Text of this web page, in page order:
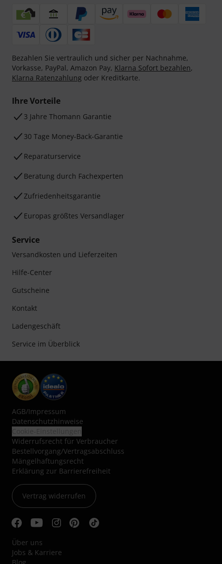
Bezahlen Sie vertraulich und sicher per Nachnahme,
Vorkasse, PayPal, Amazon Pay, Klarna Sofort bezahlen,
Klarna Ratenzahlung oder Kreditkarte.
Ihre Vorteile
3 Jahre Thomann Garantie
30 Tage Money-Back-Garantie
Reparaturservice
Beratung durch Fachexperten
Zufriedenheitsgarantie
Europas größtes Versandlager
Service
Versandkosten und Lieferzeiten
Hilfe-Center
Gutscheine
Kontakt
Ladengeschäft
Service im Überblick
AGB/Impressum
Datenschutzhinweise
Widerrufsrecht für Verbraucher
Bestellvorgang/Vertragsabschluss
Mängelhaftungsrecht
Erklärung zur Barrierefreiheit
Vertrag widerrufen
Über uns
Jobs & Karriere